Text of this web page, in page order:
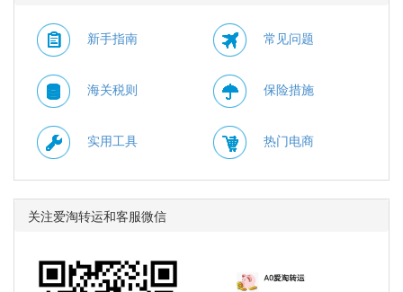
新手指南 常见问题
海关税则 保险措施
实用工具 热门电商
关注爱淘转运和客服微信